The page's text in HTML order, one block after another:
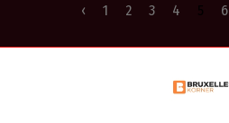
‹ 1 2 3 4 5 6